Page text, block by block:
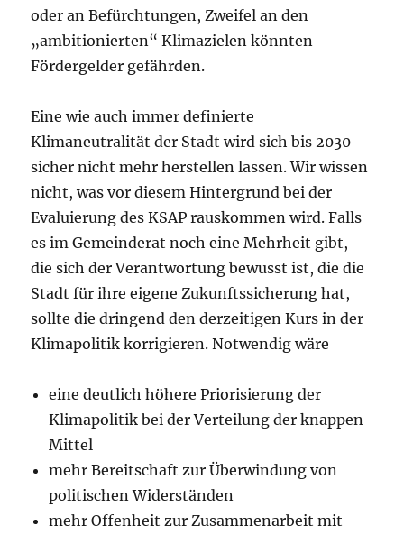
oder an Befürchtungen, Zweifel an den
„ambitionierten“ Klimazielen könnten
Fördergelder gefährden.
Eine wie auch immer definierte
Klimaneutralität der Stadt wird sich bis 2030
sicher nicht mehr herstellen lassen. Wir wissen
nicht, was vor diesem Hintergrund bei der
Evaluierung des KSAP rauskommen wird. Falls
es im Gemeinderat noch eine Mehrheit gibt,
die sich der Verantwortung bewusst ist, die die
Stadt für ihre eigene Zukunftssicherung hat,
sollte die dringend den derzeitigen Kurs in der
Klimapolitik korrigieren. Notwendig wäre
eine deutlich höhere Priorisierung der
Klimapolitik bei der Verteilung der knappen
Mittel
mehr Bereitschaft zur Überwindung von
politischen Widerständen
mehr Offenheit zur Zusammenarbeit mit